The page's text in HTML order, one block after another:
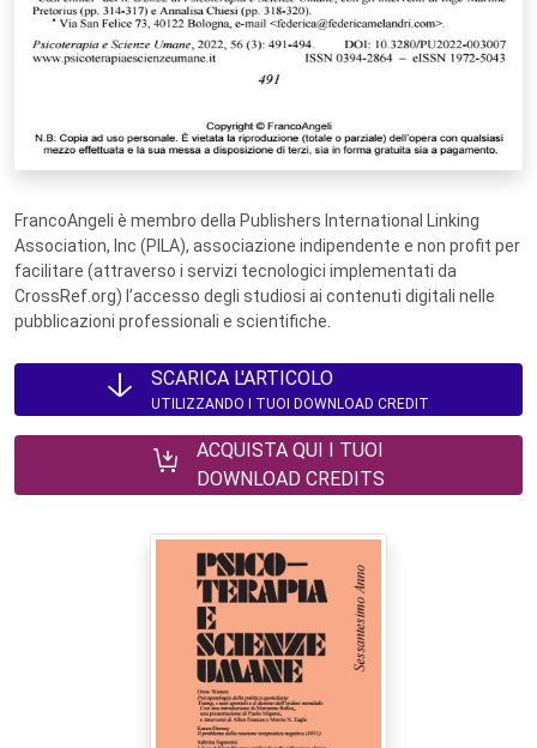
FrancoAngeli è membro della Publishers International Linking
Association, Inc (PILA), associazione indipendente e non profit per
facilitare (attraverso i servizi tecnologici implementati da
CrossRef.org) l’accesso degli studiosi ai contenuti digitali nelle
pubblicazioni professionali e scientifiche.
SCARICA L'ARTICOLO
UTILIZZANDO I TUOI DOWNLOAD CREDIT
ACQUISTA QUI I TUOI
DOWNLOAD CREDITS